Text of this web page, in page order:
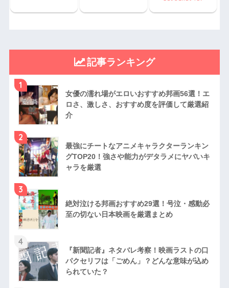
記事ランキング
1
女優の濡れ場がエロいおすすめ邦画56選！エ
ロさ、激しさ、おすすめ度を評価して厳選紹
介
2
最強にチートなアニメキャラクターランキン
グTOP20！強さや能力がデタラメにヤバいキ
ャラを厳選
3
絶対泣ける邦画おすすめ29選！号泣・感動必
至の切ない日本映画を厳選まとめ
4
『新聞記者』ネタバレ考察！映画ラストの口
パクセリフは「ごめん」？どんな意味が込め
られていた？